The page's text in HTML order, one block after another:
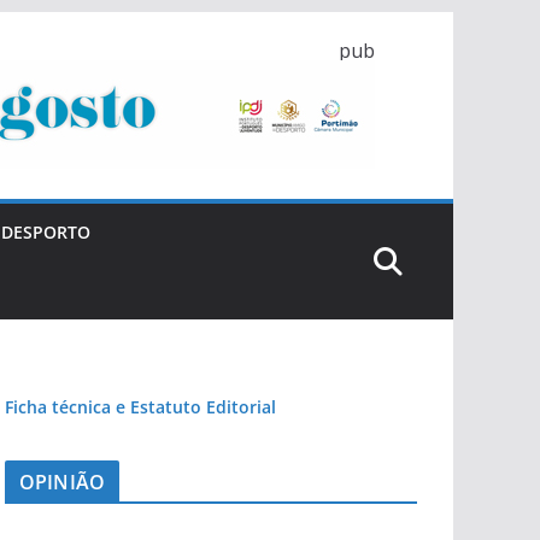
pub
DESPORTO
Ficha técnica e Estatuto Editorial
OPINIÃO